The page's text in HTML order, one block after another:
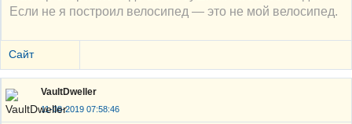
Если не я построил велосипед — это не мой велосипед.
Сайт
VaultDweller
11-08-2019 07:58:46